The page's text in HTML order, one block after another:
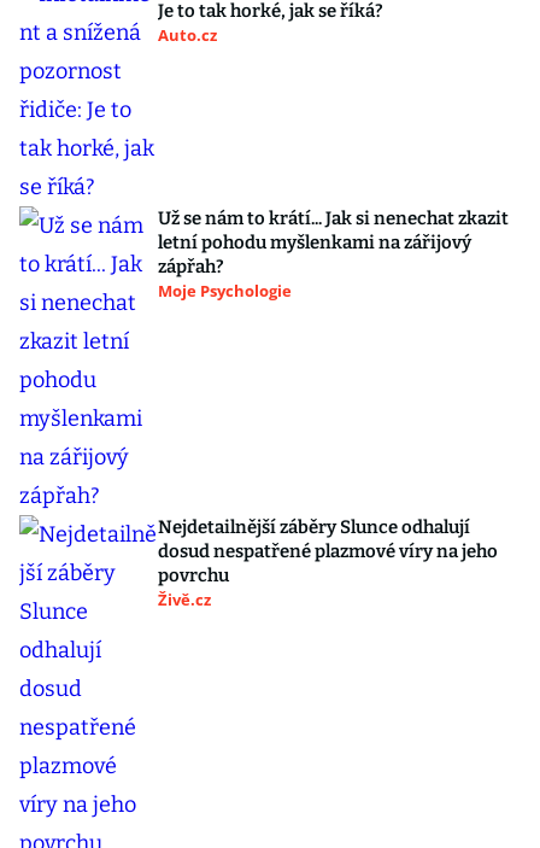
Je to tak horké, jak se říká?
Auto.cz
Už se nám to krátí... Jak si nenechat zkazit
letní pohodu myšlenkami na zářijový
zápřah?
Moje Psychologie
Nejdetailnější záběry Slunce odhalují
dosud nespatřené plazmové víry na jeho
povrchu
Živě.cz